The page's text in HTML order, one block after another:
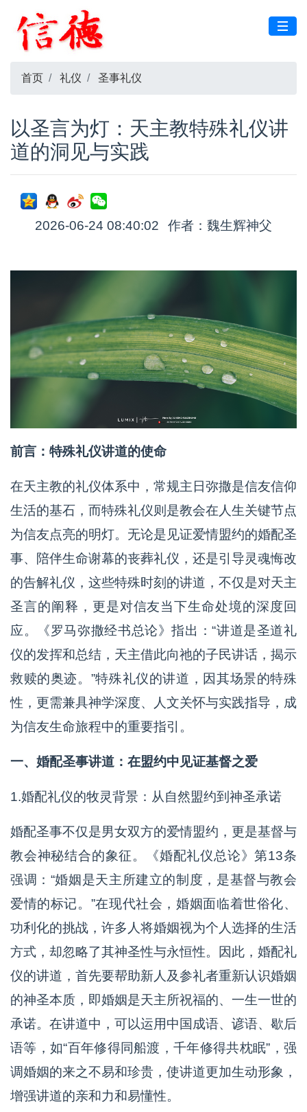
首页 礼仪 圣事礼仪
以圣言为灯：天主教特殊礼仪讲
道的洞见与实践
2026-06-24 08:40:02 作者：魏生辉神父
前言：特殊礼仪讲道的使命
在天主教的礼仪体系中，常规主日弥撒是信友信仰
生活的基石，而特殊礼仪则是教会在人生关键节点
为信友点亮的明灯。无论是见证爱情盟约的婚配圣
事、陪伴生命谢幕的丧葬礼仪，还是引导灵魂悔改
的告解礼仪，这些特殊时刻的讲道，不仅是对天主
圣言的阐释，更是对信友当下生命处境的深度回
应。《罗马弥撒经书总论》指出：“讲道是圣道礼
仪的发挥和总结，天主借此向祂的子民讲话，揭示
救赎的奥迹。”特殊礼仪的讲道，因其场景的特殊
性，更需兼具神学深度、人文关怀与实践指导，成
为信友生命旅程中的重要指引。
一、婚配圣事讲道：在盟约中见证基督之爱
1.婚配礼仪的牧灵背景：从自然盟约到神圣承诺
婚配圣事不仅是男女双方的爱情盟约，更是基督与
教会神秘结合的象征。《婚配礼仪总论》第13条
强调：“婚姻是天主所建立的制度，是基督与教会
爱情的标记。”在现代社会，婚姻面临着世俗化、
功利化的挑战，许多人将婚姻视为个人选择的生活
方式，却忽略了其神圣性与永恒性。因此，婚配礼
仪的讲道，首先要帮助新人及参礼者重新认识婚姻
的神圣本质，即婚姻是天主所祝福的、一生一世的
承诺。在讲道中，可以运用中国成语、谚语、歇后
语等，如“百年修得同船渡，千年修得共枕眠”，强
调婚姻的来之不易和珍贵，使讲道更加生动形象，
增强讲道的亲和力和易懂性。